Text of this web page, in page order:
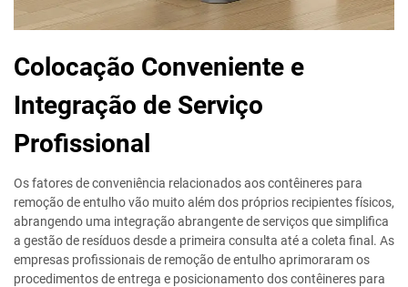
Colocação Conveniente e
Integração de Serviço
Profissional
Os fatores de conveniência relacionados aos contêineres para
remoção de entulho vão muito além dos próprios recipientes físicos,
abrangendo uma integração abrangente de serviços que simplifica
a gestão de resíduos desde a primeira consulta até a coleta final. As
empresas profissionais de remoção de entulho aprimoraram os
procedimentos de entrega e posicionamento dos contêineres para